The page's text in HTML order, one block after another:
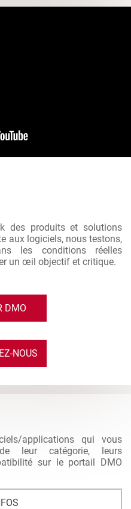
des produits et solutions
aux logiciels, nous testons,
les conditions réelles
un œil objectif et critique.
DMO
NOUS
applications qui vous
leur catégorie, leurs
sur le portail DMO